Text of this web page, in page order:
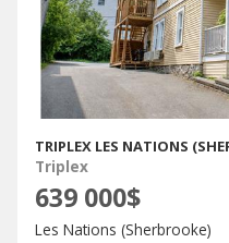
TRIPLEX LES NATIONS
Triplex
639 000$
Les Nations (Sherbrooke)